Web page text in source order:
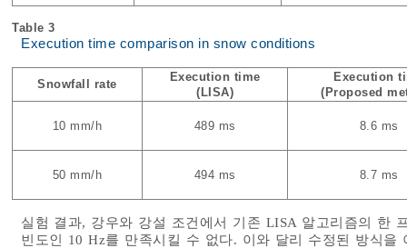
Table 3
Execution time comparison in snow conditions
Snowfall rate
Execution time
(LISA)
Execution
(Proposed
10 mm/h 489 ms 8.6 ms
50 mm/h 494 ms 8.7 ms
실험 결과, 강우와 강설 조건에서 기존 LISA 알고리즘의 한
빈도인 10 Hz를 만족시킬 수 없다. 이와 달리 수정된 방식